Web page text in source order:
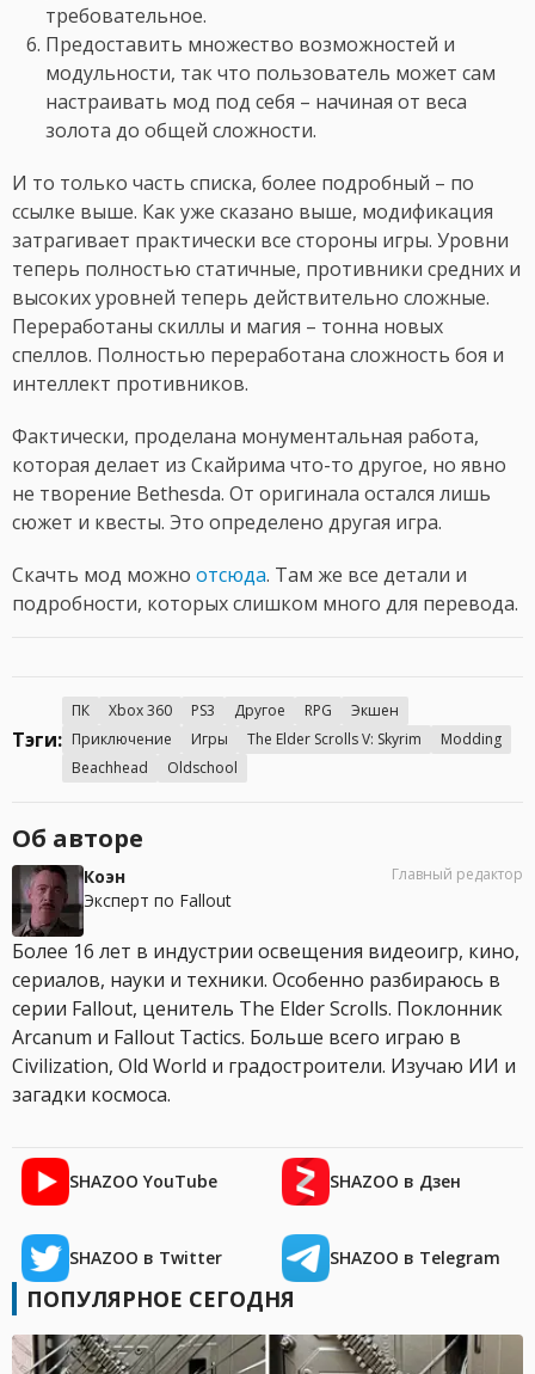
требовательное.
Предоставить множество возможностей и
модульности, так что пользователь может сам
настраивать мод под себя – начиная от веса
золота до общей сложности.
И то только часть списка, более подробный – по
ссылке выше. Как уже сказано выше, модификация
затрагивает практически все стороны игры. Уровни
теперь полностью статичные, противники средних и
высоких уровней теперь действительно сложные.
Переработаны скиллы и магия – тонна новых
спеллов. Полностью переработана сложность боя и
интеллект противников.
Фактически, проделана монументальная работа,
которая делает из Скайрима что-то другое, но явно
не творение Bethesda. От оригинала остался лишь
сюжет и квесты. Это определено другая игра.
Скачть мод можно отсюда. Там же все детали и
подробности, которых слишком много для перевода.
Тэги:
ПК Xbox 360 PS3 Другое RPG
Экшен
Приключение
Игры The Elder Scrolls V: Skyrim
Modding
Beachhead
Oldschool
Об авторе
Коэн
Эксперт по Fallout
Главный редактор
Более 16 лет в индустрии освещения видеоигр, кино,
сериалов, науки и техники. Особенно разбираюсь в
серии Fallout, ценитель The Elder Scrolls. Поклонник
Arcanum и Fallout Tactics. Больше всего играю в
Civilization, Old World и градостроители. Изучаю ИИ и
загадки космоса.
SHAZOO YouTube SHAZOO в Дзен
SHAZOO в Twitter SHAZOO в Telegram
ПОПУЛЯРНОЕ СЕГОДНЯ